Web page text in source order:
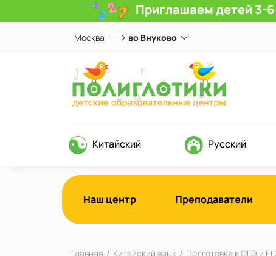
Приглашаем детей 3-
Москва во Внуково
Выберите центр
Верхние Лихоборы
ЖК Прокшино
Ломоносовский
Якиманка
Китайский Русский
Наш центр Преподаватели
Главная / Китайский язык / Подготовка к ОГЭ и